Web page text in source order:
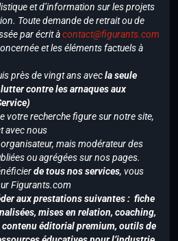
et d’information sur les projets
Toute demande de retrait ou de
par écrit àcontact@figurants.com
et les éléments factuels à
près de vingt ans avecla seule
contre les arnaques aux
votre recherche figure sur notre site,
avec nous
mais modérateur des
ou agrégées sur nos pages.
de tous nos services, vous
Figurants.com
aux prestations suivantes : fiche
mises en relation, coaching,
éditorial premium, outils de